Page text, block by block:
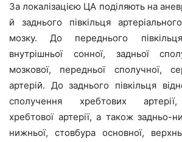
За локалізацією ЦА поділяють на
й заднього півкільця
мозку. До переднього
внутрішньої сонної, задньої
мозкової, передньої сполучної,
артерій. До заднього півкільця
сполучення хребтових
хребтової артерії, а також задньо-
нижньої, стовбура основної,